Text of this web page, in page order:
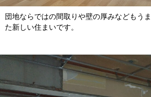
団地ならではの間取りや壁の厚みなどもう
た新しい住まいです。